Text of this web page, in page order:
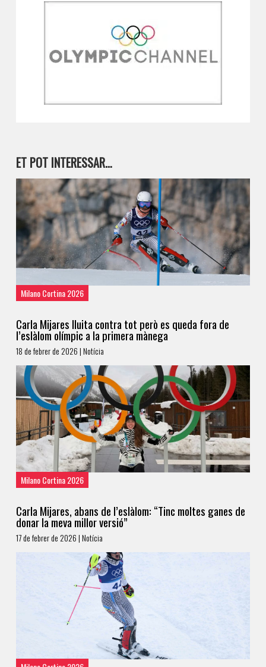
ET POT INTERESSAR…
Milano Cortina 2026
Carla Mijares lluita contra tot però es queda fora de
l’eslàlom olímpic a la primera mànega
18 de febrer de 2026 | Notícia
Milano Cortina 2026
Carla Mijares, abans de l’eslàlom: “Tinc moltes ganes de
donar la meva millor versió”
17 de febrer de 2026 | Notícia